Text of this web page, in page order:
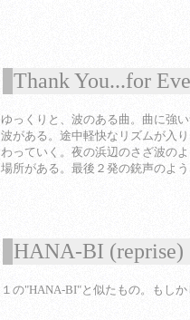
Thank You...for
ゆっくりと、波のある曲。曲に強
波がある。途中軽快なリズムが入
わっていく。夜の浜辺のさざ波の
場所がある。最後２発の銃声のよ
HANA-BI (reprise)
１の"HANA-BI"と似たもの。もしか